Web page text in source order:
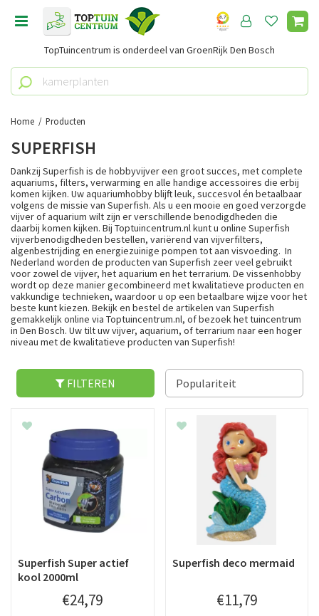
Home Producten
TopTuincentrum is onderdeel van GroenRijk Den Bosch
SUPERFISH
Dankzij Superfish is de hobbyvijver een groot succes, met complete
aquariums, filters, verwarming en alle handige accessoires die erbij
komen kijken. Uw aquariumhobby blijft leuk, succesvol én betaalbaar
volgens de missie van Superfish. Als u een mooie en goed verzorgde
vijver of aquarium wilt zijn er verschillende benodigdheden die
daarbij komen kijken. Bij Toptuincentrum.nl kunt u online Superfish
vijverbenodigdheden bestellen, variërend van vijverfilters,
algenbestrijding en energiezuinige pompen tot aan visvoeding. In
Nederland worden de producten van Superfish zeer veel gebruikt
voor zowel de vijver, het aquarium en het terrarium. De vissenhobby
wordt op deze manier gecombineerd met kwalitatieve producten en
vakkundige technieken, waardoor u op een betaalbare wijze voor het
beste kunt kiezen. Bekijk en bestel de artikelen van Superfish
gemakkelijk online via Toptuincentrum.nl, of bezoek het tuincentrum
in Den Bosch. Uw tilt uw vijver, aquarium, of terrarium naar een hoger
niveau met de kwalitatieve producten van Superfish!
FILTEREN
Superfish Super actief
kool 2000ml
€24,79
Superfish deco mermaid
€11,79